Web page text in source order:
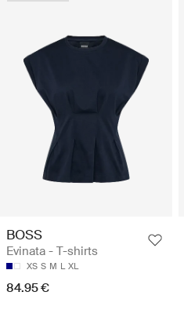
BOSS
Evinata - T-shirts
XS S M L XL
84.95 €